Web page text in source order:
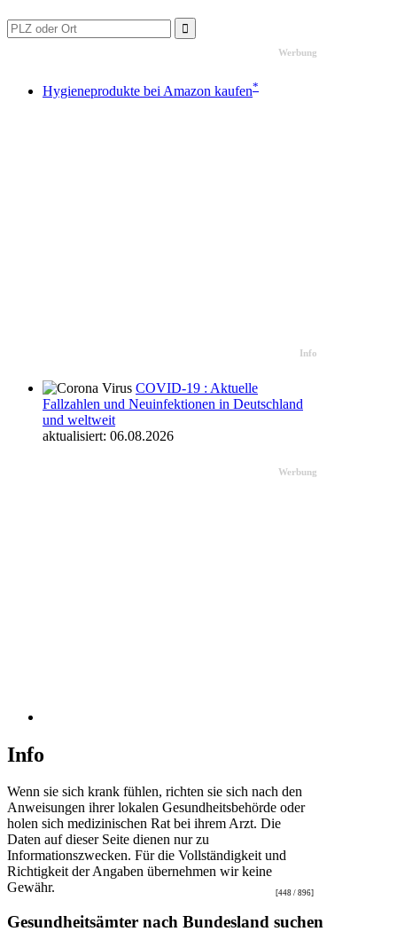
Werbung
Hygieneprodukte bei Amazon kaufen*
Info
COVID-19 : Aktuelle
Fallzahlen und Neuinfektionen in Deutschland
und weltweit
aktualisiert: 06.08.2026
Werbung
Info
Wenn sie sich krank fühlen, richten sie sich nach den
Anweisungen ihrer lokalen Gesundheitsbehörde oder
holen sich medizinischen Rat bei ihrem Arzt. Die
Daten auf dieser Seite dienen nur zu
Informationszwecken. Für die Vollständigkeit und
Richtigkeit der Angaben übernehmen wir keine
Gewähr.
[448 / 896]
Gesundheitsämter nach Bundesland suchen